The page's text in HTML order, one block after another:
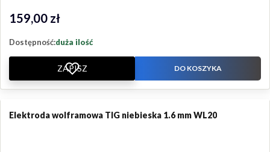
Cena
159,00 zł
Dostępność:duża ilość
ZAPISZ DO KOSZYKA
Elektroda wolframowa TIG niebieska 1.6 mm WL20